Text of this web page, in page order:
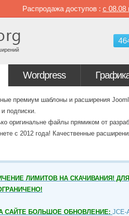
Распродажа доступов : с 08.08
Wordpress
премиум шаблоны и расширения
подписки.
оригинальне файлы прямиком от
с 2012 года! Качественные
ЛИМИТОВ НА СКАЧИВАНИЯ!
САЙТЕ БОЛЬШОЕ ОБНОВЛЕНИЕ: JCE-